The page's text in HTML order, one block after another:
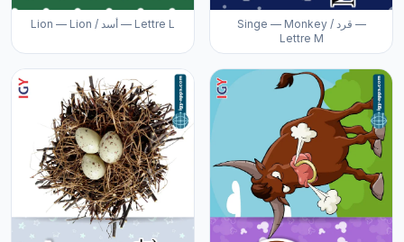
Lion — Lion / أسد — Lettre L
Singe — Monkey / قرد —
Lettre M